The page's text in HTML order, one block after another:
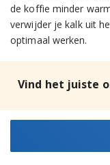
de koffie minder
verwijder je kalk uit
optimaal werken.
Vind het juiste